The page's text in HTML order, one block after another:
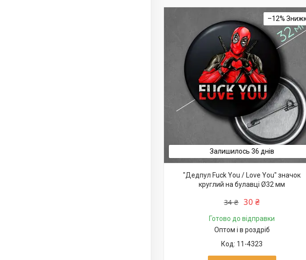
–12%
Залишилось 36 днів
"Дедпул Fuck You / Love You" значок
круглий на булавці Ø32 мм
34 ₴ 30 ₴
Готово до відправки
Оптом і в роздріб
11-4323